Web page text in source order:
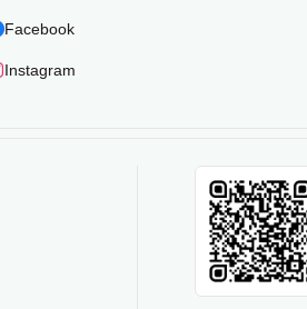
Facebook
Instagram